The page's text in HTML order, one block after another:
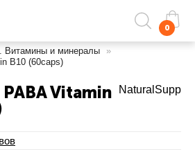
0
Витамины и минералы
»
B10 (60caps)
Vitamin
NaturalSupp